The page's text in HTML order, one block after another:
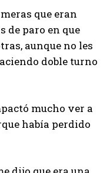
que eran
de paro en que
aunque no les
doble turno
mucho ver a
había perdido